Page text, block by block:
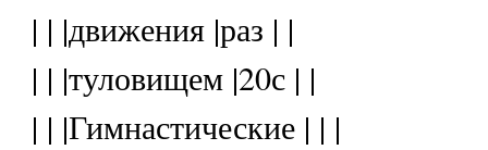
| | |движения |раз | |
| | |туловищем |20с | |
| | |Гимнастические | | |